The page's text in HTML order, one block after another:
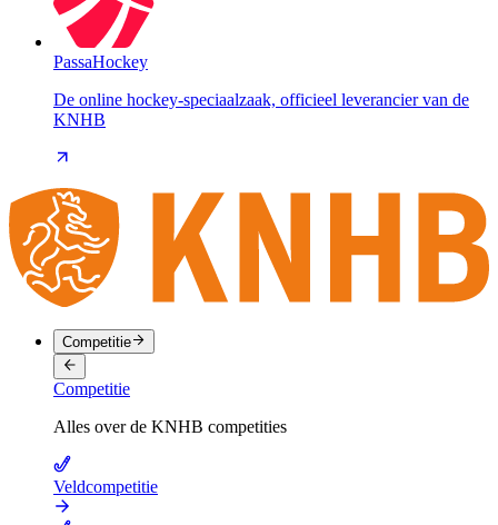
PassaHockey
De online hockey-speciaalzaak, officieel leverancier van de
KNHB
Competitie
Competitie
Alles over de KNHB competities
Veldcompetitie